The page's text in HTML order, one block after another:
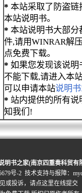
* 本站采取了防盗链
本站说明书。
* 本站说明书大部分
件,请用WINRAR解
点免费下载。
* 如果您发现该说明
不能下载,请进入本
可以申请本站说明
* 站内提供的所有
知我们!
明书之家(南京四重奏科贸有
号-2 技术支持与报障：
或投诉， 请点这里在线提交